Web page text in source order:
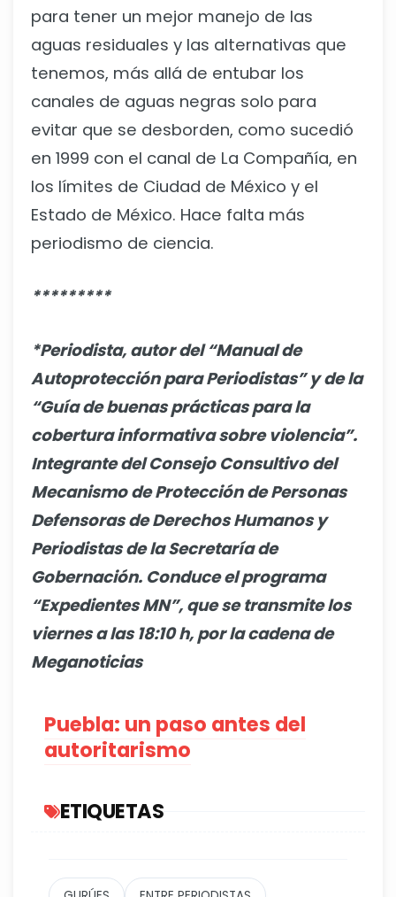
para tener un mejor manejo de las
aguas residuales y las alternativas que
tenemos, más allá de entubar los
canales de aguas negras solo para
evitar que se desborden, como sucedió
en 1999 con el canal de La Compañía, en
los límites de Ciudad de México y el
Estado de México. Hace falta más
periodismo de ciencia.
*********
*Periodista, autor del “Manual de
Autoprotección para Periodistas” y de la
“Guía de buenas prácticas para la
cobertura informativa sobre violencia”.
Integrante del Consejo Consultivo del
Mecanismo de Protección de Personas
Defensoras de Derechos Humanos y
Periodistas de la Secretaría de
Gobernación. Conduce el programa
“Expedientes MN”, que se transmite los
viernes a las 18:10 h, por la cadena de
Meganoticias
Puebla: un paso antes del
autoritarismo
ETIQUETAS